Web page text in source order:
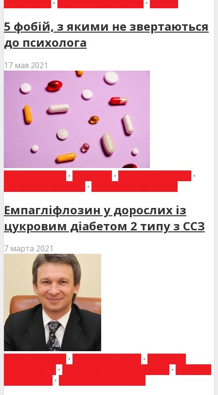
• •
5 фобій, з якими не звертаються
до психолога
17 мая 2021
• •
•
•
Емпагліфлозин у дорослих із
цукровим діабетом 2 типу з ССЗ
7 марта 2021
• •
• •
•